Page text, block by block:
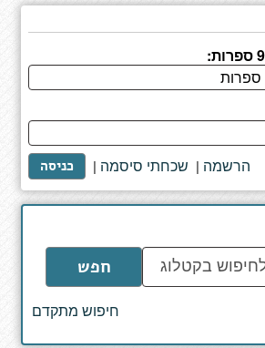
כניסה | שכחתי סיסמה | הרשמה
חפש
חיפוש מתקדם